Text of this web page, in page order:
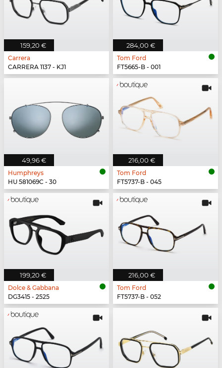
159,20 €
Carrera
CARRERA 1137 - KJ1
284,00 €
Tom Ford
FT5665-B - 001
49,96 €
Humphreys
HU 581069C - 30
216,00 €
Tom Ford
FT5737-B - 045
199,20 €
Dolce & Gabbana
DG3415 - 2525
216,00 €
Tom Ford
FT5737-B - 052